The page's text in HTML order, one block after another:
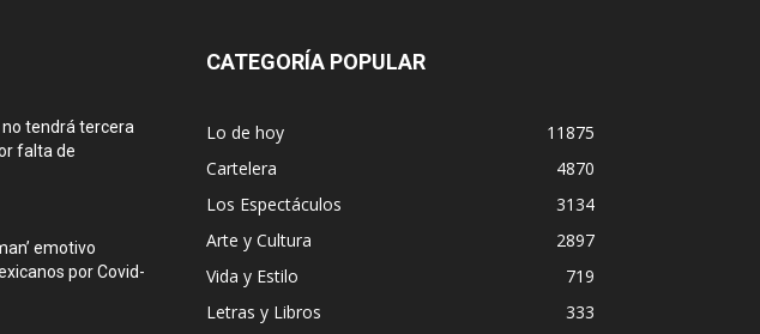
no tendrá tercera
falta de
emotivo
por Covid-
CATEGORÍA POPULAR
Lo de hoy
11875
Cartelera
4870
Los Espectáculos
3134
Arte y Cultura
2897
Vida y Estilo
719
Letras y Libros
333